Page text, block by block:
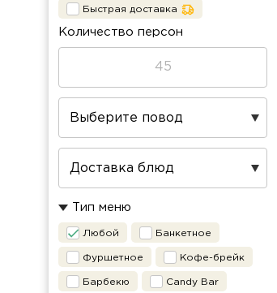
Быстрая доставка
Количество персон
Тип меню
Любой Банкетное
Фуршетное Кофе-брейк
Барбекю Candy Bar